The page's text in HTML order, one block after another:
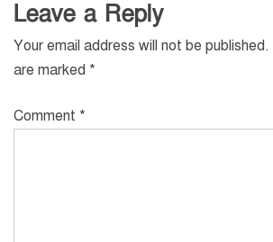
Leave a Reply
Your email address will not be published.
are marked *
Comment *